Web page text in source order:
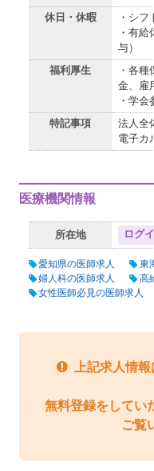
休日・休暇
・シフ
・有
与）
福利厚生
・各
金、雇
・学会
特記事項
法人全
電子カ
医療機関情報
所在地 ログ
愛知県の医師求人 東
婦人科の医師求人
高
女性医師必見の医師求人
上記求人情
無料登録をしてい
ご覧